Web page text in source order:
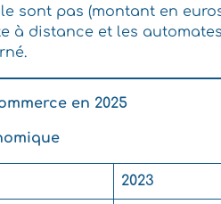
sont pas (montant en
à distance et les
en 2025
2023